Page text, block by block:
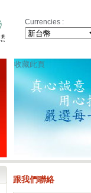
Currencies :
收藏此頁
跟我們聯絡